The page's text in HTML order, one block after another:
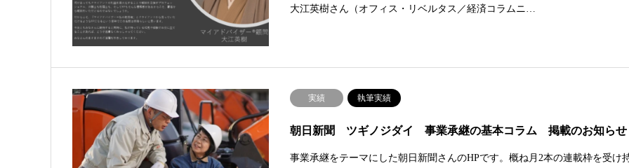
大江英樹さん（オフィス・リベルタス／経済コラムニ…
実績 執筆実績
朝日新聞 ツギノジダイ 事業承継の基本コラム 掲載のお知らせ
事業承継をテーマにした朝日新聞さんのHPです。概ね月2本の連載枠を受け